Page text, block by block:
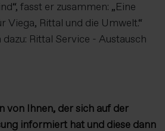
fasst er zusammen: „Eine
Viega, Rittal und die Umwelt.“
Rittal Service - Austausch
von Ihnen, der sich auf der
informiert hat und diese dann